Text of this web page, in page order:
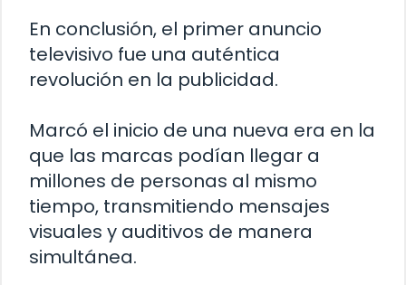
En conclusión, el primer anuncio
televisivo fue una auténtica
revolución en la publicidad.
Marcó el inicio de una nueva era en la
que las marcas podían llegar a
millones de personas al mismo
tiempo, transmitiendo mensajes
visuales y auditivos de manera
simultánea.